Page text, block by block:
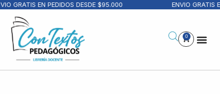
GRATIS EN PEDIDOS DESDE $95.000 ENVIO GRATIS
0